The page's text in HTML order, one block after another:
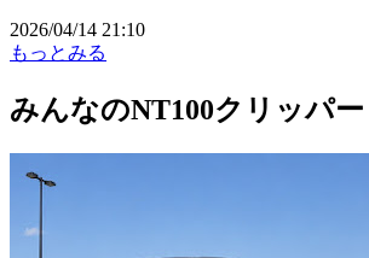
2026/04/14 21:10
もっとみる
みんなのNT100クリッパー